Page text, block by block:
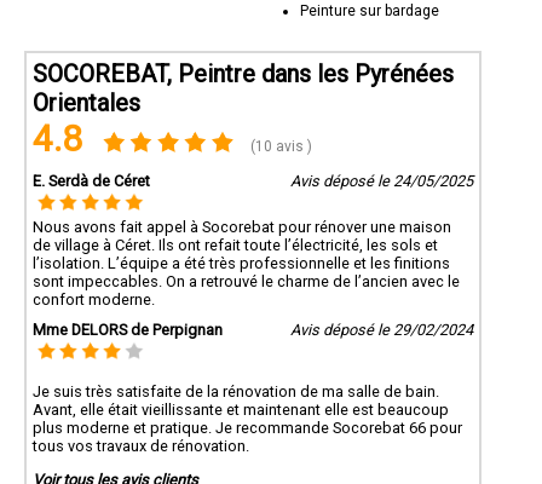
Peinture sur bardage
SOCOREBAT, Peintre dans les Pyrénées
Orientales
4.8 (10 avis )
E. Serdà de Céret Avis déposé le 24/05/2025
Nous avons fait appel à Socorebat pour rénover une maison
de village à Céret. Ils ont refait toute l’électricité, les sols et
l’isolation. L’équipe a été très professionnelle et les finitions
sont impeccables. On a retrouvé le charme de l’ancien avec le
confort moderne.
Mme DELORS de Perpignan
Avis déposé le 29/02/2024
Je suis très satisfaite de la rénovation de ma salle de bain.
Avant, elle était vieillissante et maintenant elle est beaucoup
plus moderne et pratique. Je recommande Socorebat 66 pour
tous vos travaux de rénovation.
Voir tous les avis clients